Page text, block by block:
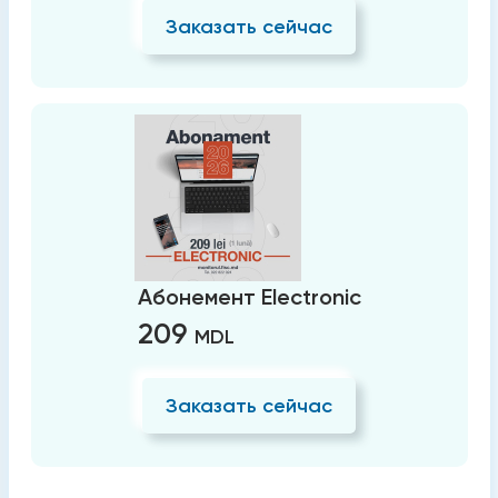
Заказать сейчас
Абонемент Electronic
209 MDL
Заказать сейчас